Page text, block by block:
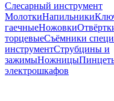
Слесарный инструмент
МолоткиНапильники
гаечныеНожовки
торцевыеСъёмники
инструментСтрубцины и
зажимыНожницы
электрошкафов